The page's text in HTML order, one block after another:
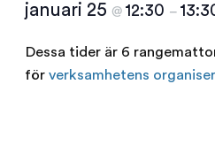
januari 25 @ 12:30 –
Dessa tider är 6
för verksamhetens